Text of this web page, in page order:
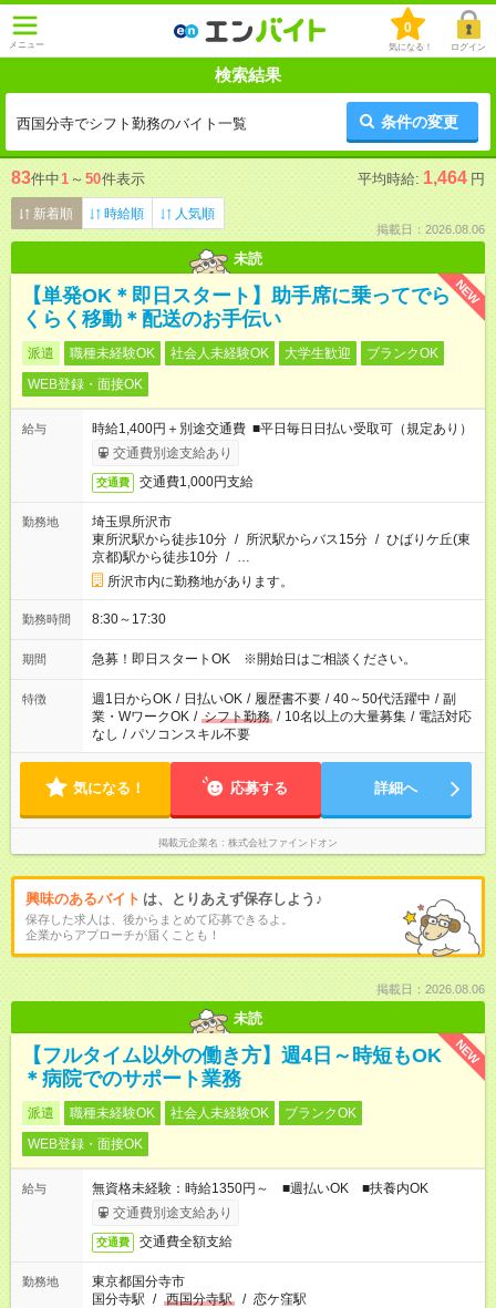
メニュー
0
気になる！ ログイン
検索結果
西国分寺でシフト勤務のバイト一覧 条件の変更
83件中1 ～ 50件表示 平均時給: 1,464 円
新着順 時給順 人気順
掲載日：2026.08.06
未読
NEW
【単発OK＊即日スタート】助手席に乗ってでら
くらく移動＊配送のお手伝い
派遣 職種未経験OK 社会人未経験OK 大学生歓迎
ブランクOK
WEB登録・面接OK
給与
時給1,400円＋別途交通費 ■平日毎日日払い受取可（規定あり）
交通費別途支給あり
交通費 交通費1,000円支給
勤務地
埼玉県所沢市
東所沢駅から徒歩10分 / 所沢駅からバス15分 / ひばりケ丘(東
京都)駅から徒歩10分 / …
所沢市内に勤務地があります。
勤務時間 8:30～17:30
期間 急募！即日スタートOK ※開始日はご相談ください。
特徴 週1日からOK / 日払いOK / 履歴書不要 / 40～50代活躍中 / 副
業・WワークOK / シフト勤務 / 10名以上の大量募集 / 電話対応
なし / パソコンスキル不要
気になる！ 応募する 詳細へ
掲載元企業名 株式会社ファインドオン
興味のあるバイト は、とりあえず保存しよう♪
保存した求人は、後からまとめて応募できるよ。
企業からアプローチが届くことも！
掲載日：2026.08.06
未読
NEW
【フルタイム以外の働き方】週4日～時短もOK
＊病院でのサポート業務
派遣 職種未経験OK 社会人未経験OK
ブランクOK
WEB登録・面接OK
給与
無資格未経験：時給1350円～ ■週払いOK ■扶養内OK
交通費別途支給あり
交通費 交通費全額支給
勤務地
東京都国分寺市
国分寺駅 / 西国分寺駅 / 恋ケ窪駅